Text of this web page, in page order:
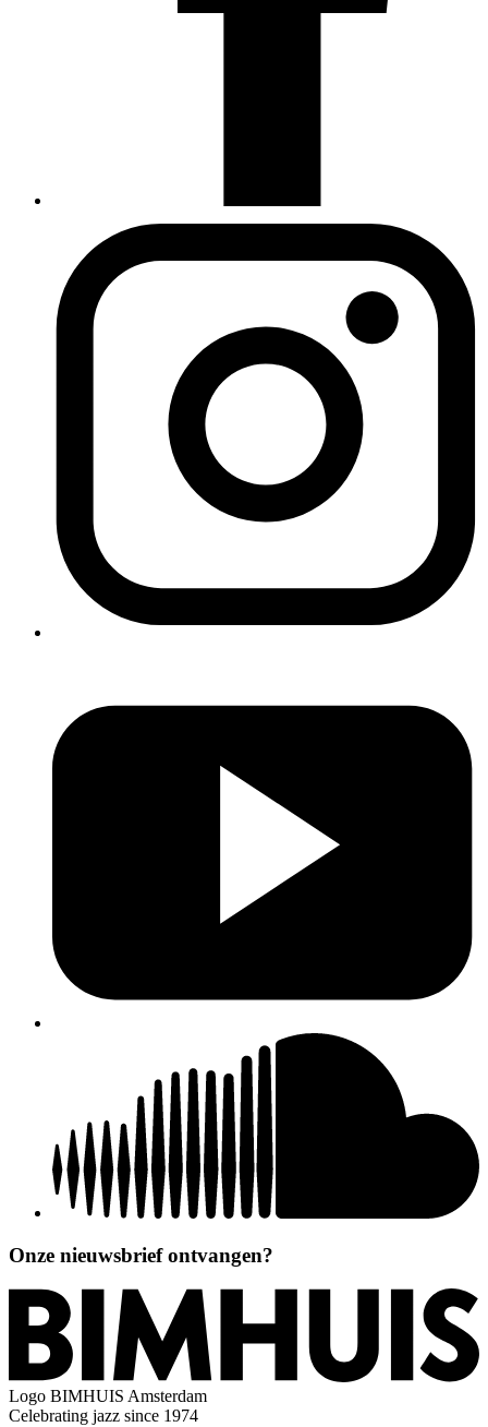
Onze nieuwsbrief ontvangen?
Logo BIMHUIS Amsterdam
Celebrating jazz since 1974